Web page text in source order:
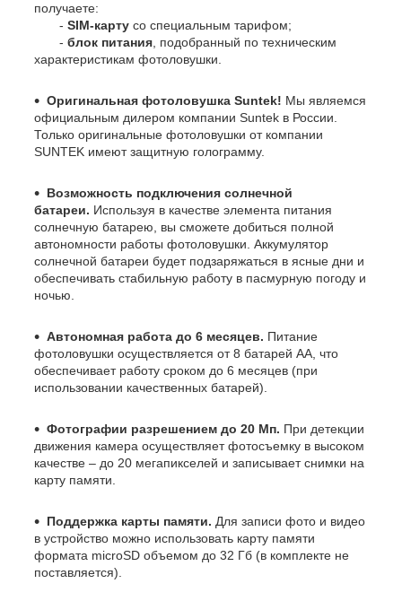
получаете:
- SIM-карту со специальным тарифом;
- блок питания , подобранный по техническим
характеристикам фотоловушки.
Оригинальная фотоловушка Suntek! Мы являемся
официальным дилером компании Suntek в России.
Только оригинальные фотоловушки от компании
SUNTEK имеют защитную голограмму.
Возможность подключения солнечной
батареи. Используя в качестве элемента питания
солнечную батарею, вы сможете добиться полной
автономности работы фотоловушки. Аккумулятор
солнечной батареи будет подзаряжаться в ясные дни и
обеспечивать стабильную работу в пасмурную погоду и
ночью.
Автономная работа до 6 месяцев. Питание
фотоловушки осуществляется от 8 батарей АА, что
обеспечивает работу сроком до 6 месяцев (при
использовании качественных батарей).
Фотографии разрешением до 20 Мп. При детекции
движения камера осуществляет фотосъемку в высоком
качестве – до 20 мегапикселей и записывает снимки на
карту памяти.
Поддержка карты памяти. Для записи фото и видео
в устройство можно использовать карту памяти
формата microSD объемом до 32 Гб (в комплекте не
поставляется).